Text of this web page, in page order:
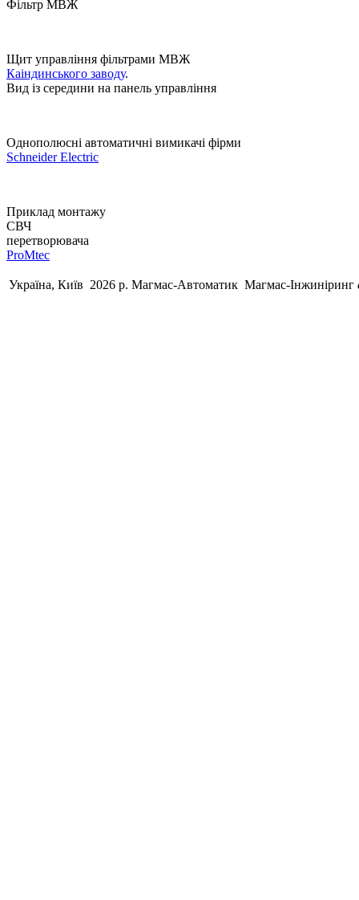
Фільтр МВЖ
Щит управління фільтрами МВЖ
Каіндинського заводу.
Вид із середини на панель управління
Однополюсні автоматичні вимикачі фірми
Schneider Electric
Приклад монтажу
СВЧ
перетворювача
ProMtec
Україна, Київ 2026 р. Магмас-Автоматик Магмас-Інжиніринг